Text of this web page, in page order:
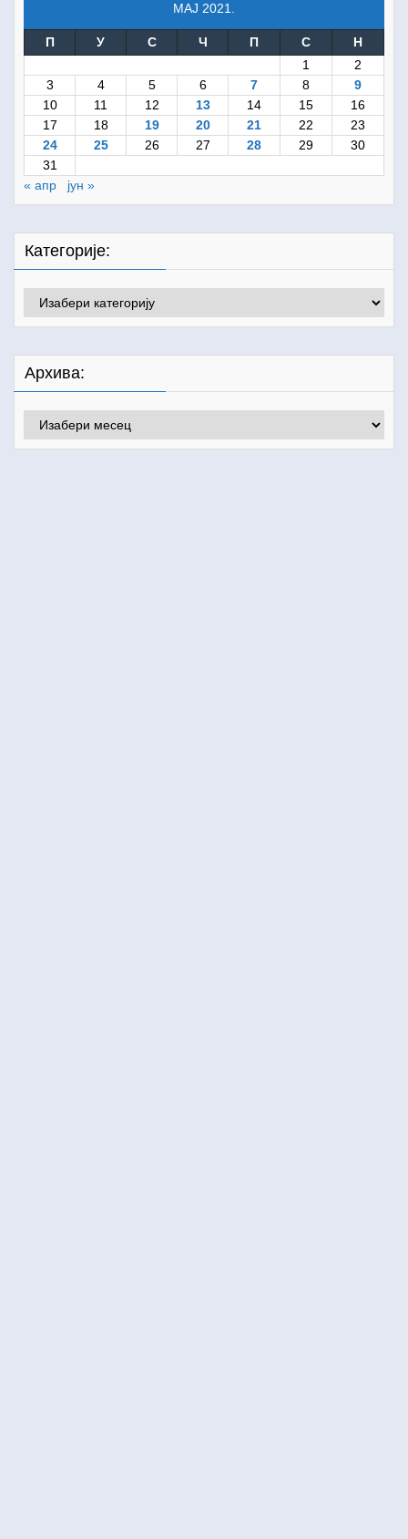
МАЈ 2021.
П У С Ч П С
Н
1
2
3
4 5 6 7 8
9
10
11 12 13 14 15
16
17
18 19 20 21 22
23
24
25 26 27 28 29
30
31
« апр
јун »
Категорије:
Категорије:
Архива:
Архива: